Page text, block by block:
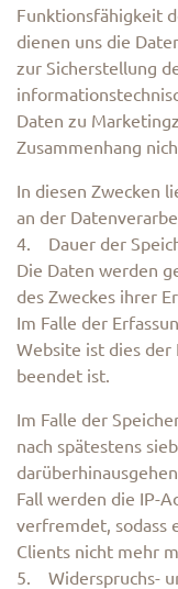
Funktionsfähigkeit
dienen uns die
zur Sicherstellung
Daten zu
Zusammenhang
In diesen Zwecken
an der
4. Dauer der
Die Daten werden
des Zweckes ihrer
Im Falle der
Website ist dies der
beendet ist.
Im Falle der
nach spätestens
Fall werden die IP-
verfremdet, sodass
Clients nicht mehr
5. Widerspruchs-